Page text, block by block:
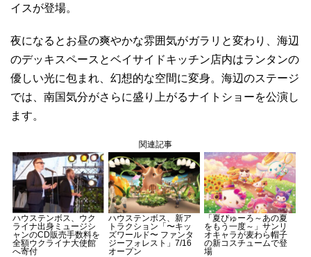
イスが登場。
夜になるとお昼の爽やかな雰囲気がガラリと変わり、海辺
のデッキスペースとベイサイドキッチン店内はランタンの
優しい光に包まれ、幻想的な空間に変身。海辺のステージ
では、南国気分がさらに盛り上がるナイトショーを公演し
ます。
関連記事
ハウステンボス、ウク
ライナ出身ミュージシ
ャンのCD販売手数料を
全額ウクライナ大使館
へ寄付
ハウステンボス、新ア
トラクション「〜キッ
ズワールド〜 ファンタ
ジーフォレスト」7/16
オープン
「夏ぴゅーろ～あの夏
をもう一度～」サンリ
オキャラが麦わら帽子
の新コスチュームで登
場